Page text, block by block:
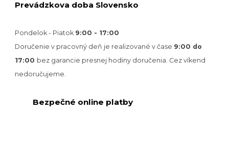
Prevádzkova doba Slovensko
Pondelok - Piatok 9:00 - 17:00
Doručenie v pracovný deň je realizované v čase 9:00 do
17:00 bez garancie presnej hodiny doručenia. Cez víkend
nedoručujeme.
Bezpečné online platby